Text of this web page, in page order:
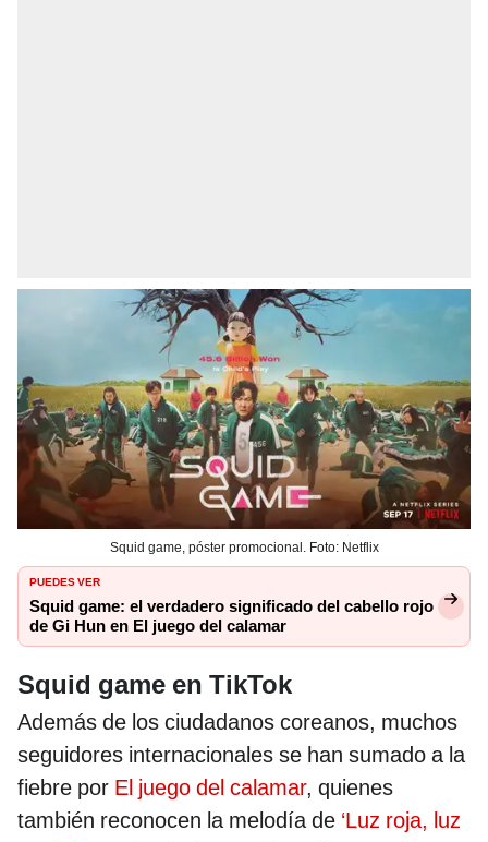
Squid game, póster promocional. Foto: Netflix
PUEDES VER
Squid game: el verdadero significado del cabello rojo
de Gi Hun en El juego del calamar
Squid game en TikTok
Además de los ciudadanos coreanos, muchos
seguidores internacionales se han sumado a la
fiebre por El juego del calamar, quienes
también reconocen la melodía de ‘Luz roja, luz